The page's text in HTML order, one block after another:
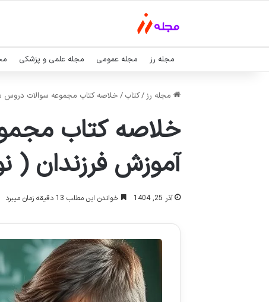
مجله رز مجله عمومی مجله علمی و پزشکی
مجله رز/کتاب / خلاصه کتاب مجموعه سوالات دروس
خلاصه کتاب
آموزش فرزندان (
آذر 25, 1404 خواندن این مطلب 13 دقیقه زمان میبرد